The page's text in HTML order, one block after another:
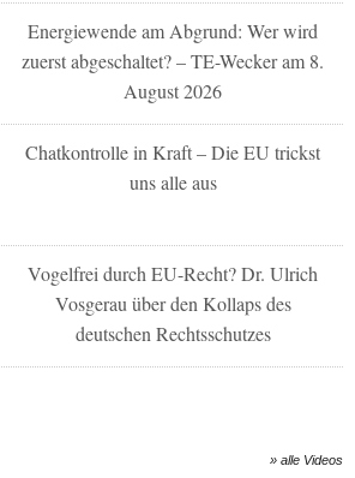
Energiewende am Abgrund: Wer wird
zuerst abgeschaltet? – TE-Wecker am 8.
August 2026
Chatkontrolle in Kraft – Die EU trickst
uns alle aus
Vogelfrei durch EU-Recht? Dr. Ulrich
Vosgerau über den Kollaps des
deutschen Rechtsschutzes
» alle Videos